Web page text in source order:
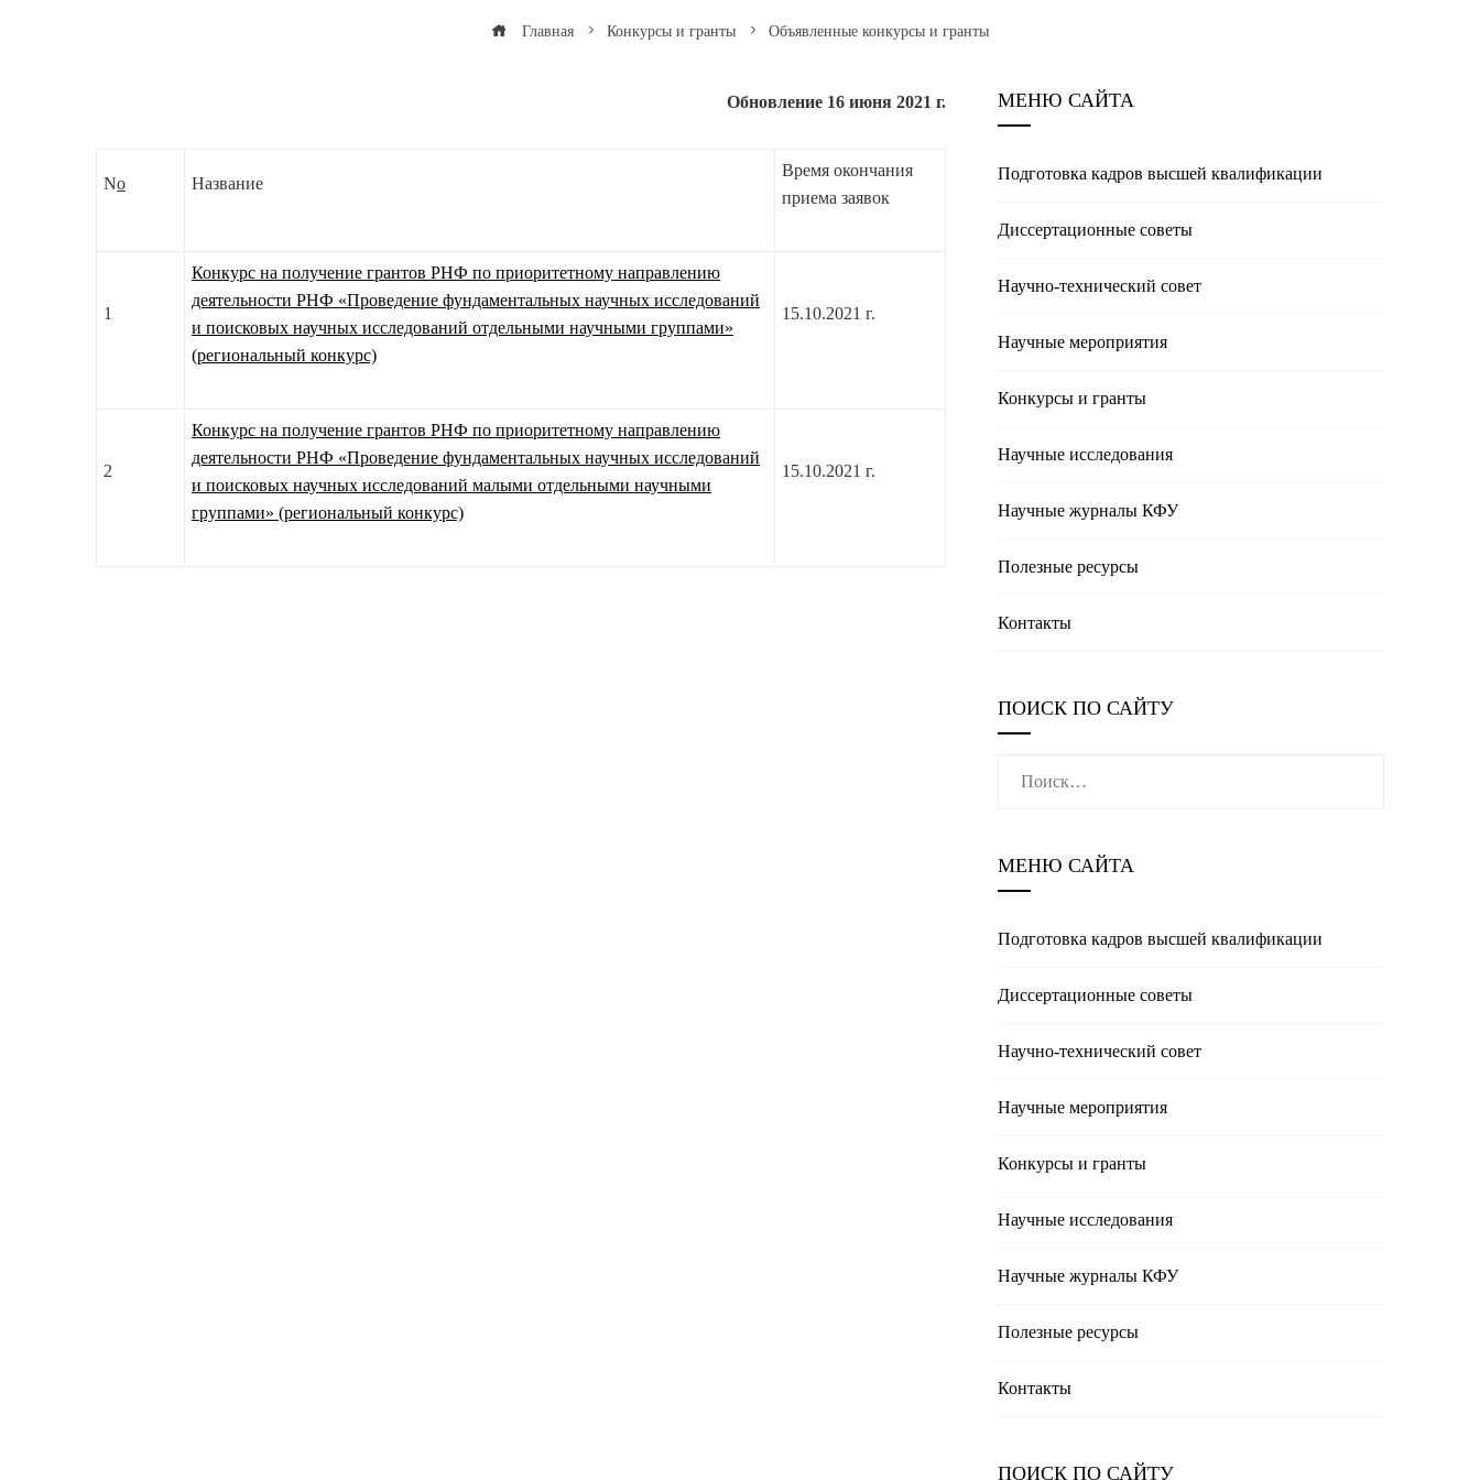
Главная Конкурсы и гранты Объявленные конкурсы и гранты
Обновление 16 июня 2021 г.
No Название
Время окончания
приема заявок
1
Конкурс на получение грантов РНФ по приоритетному направлению
деятельности РНФ «Проведение фундаментальных научных исследований
и поисковых научных исследований отдельными научными группами»
(региональный конкурс)
15.10.2021 г.
2
Конкурс на получение грантов РНФ по приоритетному направлению
деятельности РНФ «Проведение фундаментальных научных исследований
и поисковых научных исследований малыми отдельными научными
группами» (региональный конкурс)
15.10.2021 г.
МЕНЮ САЙТА
Подготовка кадров высшей квалификации
Диссертационные советы
Научно-технический совет
Научные мероприятия
Конкурсы и гранты
Научные исследования
Научные журналы КФУ
Полезные реcурсы
Контакты
ПОИСК ПО САЙТУ
МЕНЮ САЙТА
Подготовка кадров высшей квалификации
Диссертационные советы
Научно-технический совет
Научные мероприятия
Конкурсы и гранты
Научные исследования
Научные журналы КФУ
Полезные реcурсы
Контакты
ПОИСК ПО САЙТУ